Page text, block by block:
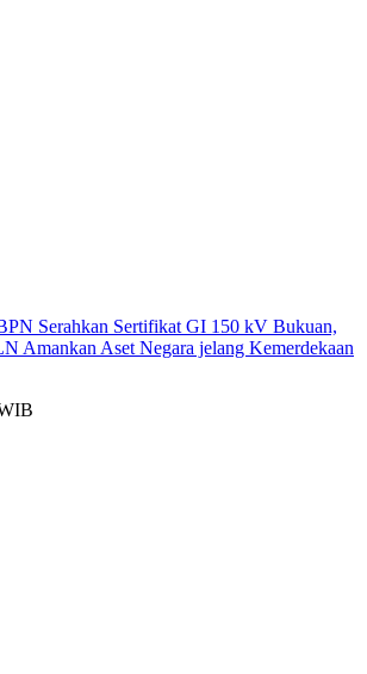
Serahkan Sertifikat GI 150 kV Bukuan,
Amankan Aset Negara jelang Kemerdekaan